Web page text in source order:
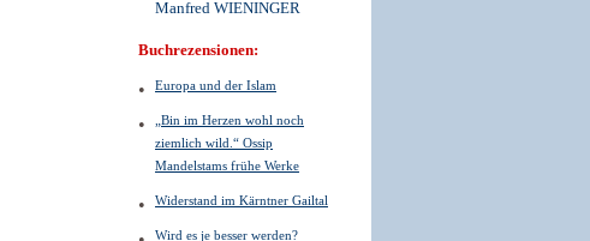
Manfred WIENINGER
Buchrezensionen:
Europa und der Islam
„Bin im Herzen wohl noch
ziemlich wild.“ Ossip
Mandelstams frühe Werke
Widerstand im Kärntner Gailtal
Wird es je besser werden?